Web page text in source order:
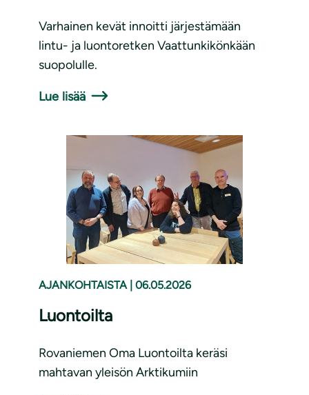
Varhainen kevät innoitti järjestämään
lintu- ja luontoretken Vaattunkikönkään
suopolulle.
Lue lisää
AJANKOHTAISTA 06.05.2026
Luontoilta
Rovaniemen Oma Luontoilta keräsi
mahtavan yleisön Arktikumiin